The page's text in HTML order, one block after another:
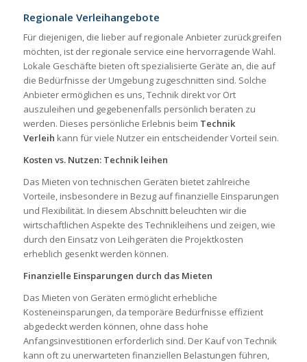
Regionale Verleihangebote
Für diejenigen, die lieber auf regionale Anbieter zurückgreifen
möchten, ist der regionale service eine hervorragende Wahl.
Lokale Geschäfte bieten oft spezialisierte Geräte an, die auf
die Bedürfnisse der Umgebung zugeschnitten sind. Solche
Anbieter ermöglichen es uns, Technik direkt vor Ort
auszuleihen und gegebenenfalls persönlich beraten zu
werden. Dieses persönliche Erlebnis beim Technik
Verleih kann für viele Nutzer ein entscheidender Vorteil sein.
Kosten vs. Nutzen: Technik leihen
Das Mieten von technischen Geräten bietet zahlreiche
Vorteile, insbesondere in Bezug auf finanzielle Einsparungen
und Flexibilität. In diesem Abschnitt beleuchten wir die
wirtschaftlichen Aspekte des Technikleihens und zeigen, wie
durch den Einsatz von Leihgeräten die Projektkosten
erheblich gesenkt werden können.
Finanzielle Einsparungen durch das Mieten
Das Mieten von Geräten ermöglicht erhebliche
Kosteneinsparungen, da temporäre Bedürfnisse effizient
abgedeckt werden können, ohne dass hohe
Anfangsinvestitionen erforderlich sind. Der Kauf von Technik
kann oft zu unerwarteten finanziellen Belastungen führen,